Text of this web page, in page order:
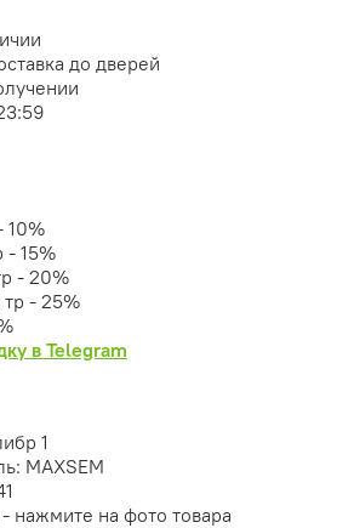
до дверей
10%
- 15%
- 20%
- 25%
в Telegram
1
MAXSEM
нажмите на фото товара